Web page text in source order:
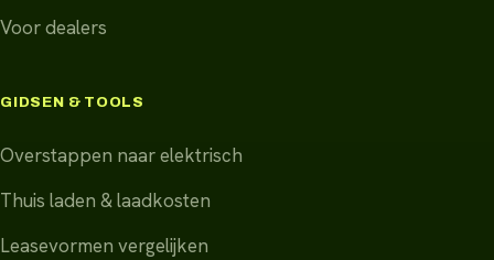
Voor dealers
GIDSEN & TOOLS
Overstappen naar elektrisch
Thuis laden & laadkosten
Leasevormen vergelijken